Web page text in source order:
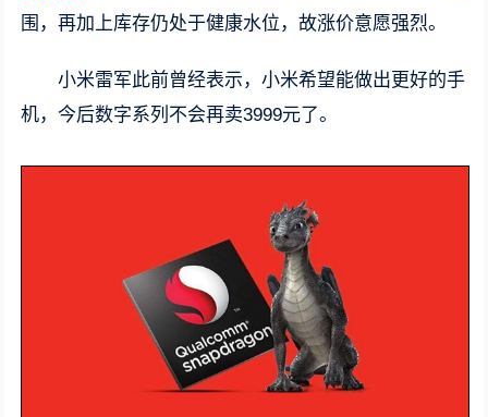
围，再加上库存仍处于健康水位，故涨价意愿强烈。
小米雷军此前曾经表示，小米希望能做出更好的手
机，今后数字系列不会再卖3999元了。